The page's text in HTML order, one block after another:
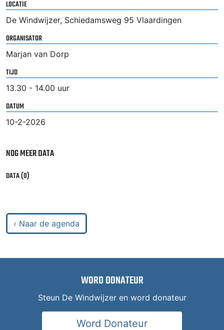
LOCATIE
De Windwijzer, Schiedamsweg 95 Vlaardingen
ORGANISATOR
Marjan van Dorp
TIJD
13.30 - 14.00 uur
DATUM
10-2-2026
NOG MEER DATA
DATA (0)
‹ Naar de agenda
WORD DONATEUR
Steun De Windwijzer en word donateur
Word Donateur